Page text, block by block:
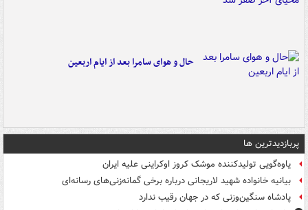
حال و هوای سامرا بعد از ایام اربعین
پربازدیدترین ها
یاوه‌گویی تولیدکننده موشک کروز اوکراینی علیه ایران
بیانیه خانواده شهید لاریجانی درباره برخی گمانه‌زنی‌های رسانه‌ای
پادشاه سنگین‌وزنی که در جهان رقیب ندارد